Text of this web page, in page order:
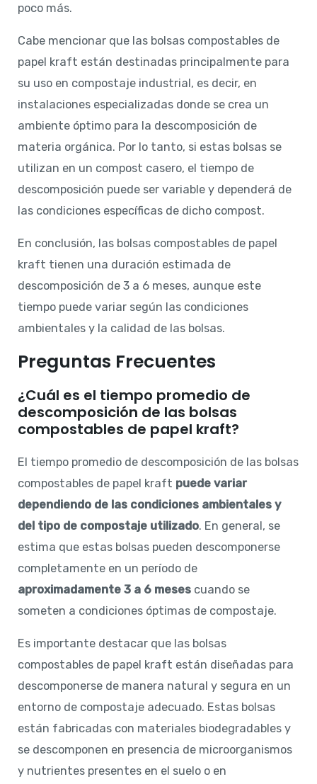
poco más.
Cabe mencionar que las bolsas compostables de
papel kraft están destinadas principalmente para
su uso en compostaje industrial, es decir, en
instalaciones especializadas donde se crea un
ambiente óptimo para la descomposición de
materia orgánica. Por lo tanto, si estas bolsas se
utilizan en un compost casero, el tiempo de
descomposición puede ser variable y dependerá de
las condiciones específicas de dicho compost.
En conclusión, las bolsas compostables de papel
kraft tienen una duración estimada de
descomposición de 3 a 6 meses, aunque este
tiempo puede variar según las condiciones
ambientales y la calidad de las bolsas.
Preguntas Frecuentes
¿Cuál es el tiempo promedio de
descomposición de las bolsas
compostables de papel kraft?
El tiempo promedio de descomposición de las bolsas
compostables de papel kraft puede variar
dependiendo de las condiciones ambientales y
del tipo de compostaje utilizado. En general, se
estima que estas bolsas pueden descomponerse
completamente en un período de
aproximadamente 3 a 6 meses cuando se
someten a condiciones óptimas de compostaje.
Es importante destacar que las bolsas
compostables de papel kraft están diseñadas para
descomponerse de manera natural y segura en un
entorno de compostaje adecuado. Estas bolsas
están fabricadas con materiales biodegradables y
se descomponen en presencia de microorganismos
y nutrientes presentes en el suelo o en